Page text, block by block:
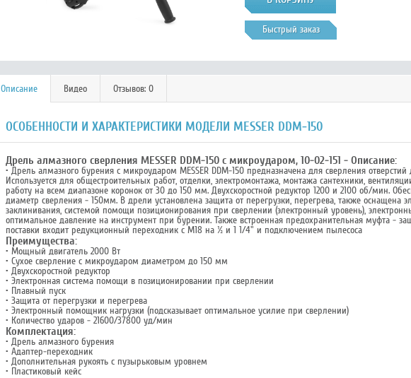
Быстрый заказ
Описание Видео Отзывов: 0
ОСОБЕННОСТИ И ХАРАКТЕРИСТИКИ МОДЕЛИ MESSER DDM-150
Дрель алмазного сверления MESSER DDM-150 с микроударом, 10-02-151 - Описание:
• Дрель алмазного бурения с микроударом MESSER DDM-150 предназначена для сверления
Используется для общестроительных работ, отделки, электромонтажа, монтажа сантехники,
работу на всем диапазоне коронок от 30 до 150 мм. Двухскоростной редуктор 1200 и 2100 об/мин.
диаметр сверления - 150мм. В дрели установлена защита от перегрузки, перегрева, также оснащена
заклинивания, системой помощи позиционирования при сверлении (электронный уровень),
оптимальное давление на инструмент при бурении. Также встроенная предохранительная муфта -
поставки входит редукционный переходник с М18 на ½ и 1 1/4" и подключением пылесоса
Преимущества:
• Мощный двигатель 2000 Вт
• Сухое сверление с микроударом диаметром до 150 мм
• Двухскоростной редуктор
• Электронная система помощи в позиционировании при сверлении
• Плавный пуск
• Защита от перегрузки и перегрева
• Электронный помощник нагрузки (подсказывает оптимальное усилие при сверлении)
• Количество ударов - 21600/37800 уд/мин
Комплектация:
• Дрель алмазного бурения
• Адаптер-переходник
• Дополнительная рукоять с пузырьковым уровнем
• Пластиковый кейс